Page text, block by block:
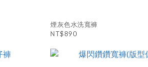
煙灰色水洗寬褲
NT$890